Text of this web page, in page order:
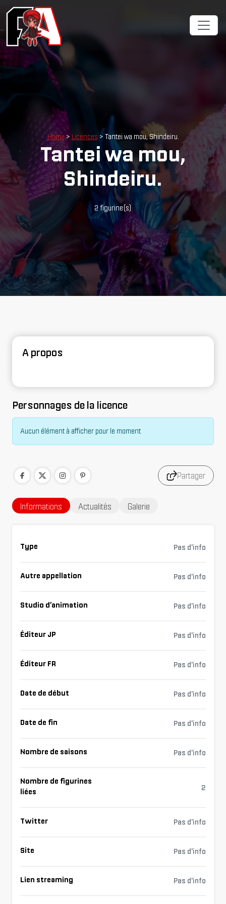
Home> Licences > Tantei wa mou, Shindeiru.
Tantei wa mou,
Shindeiru.
2 figurine(s)
A propos
Personnages de la licence
Aucun élément à afficher pour le moment
Partager
Informations Actualités Galerie
Type Pas d'info
Autre appellation Pas d'info
Studio d’animation Pas d'info
Éditeur JP Pas d'info
Éditeur FR Pas d'info
Date de début Pas d'info
Date de fin Pas d'info
Nombre de saisons Pas d'info
Nombre de figurines
liées
2
Twitter Pas d'info
Site Pas d'info
Lien streaming Pas d'info
Cookies management panel